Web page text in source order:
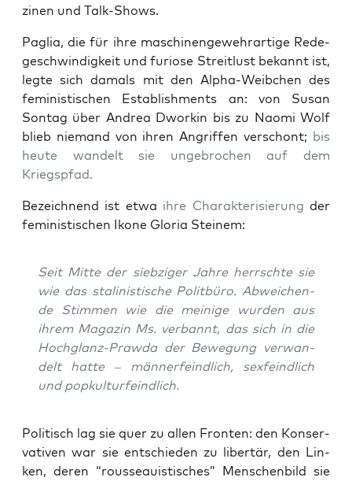
zi­nen und Talk-Shows.
Paglia, die für ihre maschi­nen­ge­wehr­ar­ti­ge Rede­
ge­schwin­dig­keit und furio­se Streit­lust bekannt ist,
leg­te sich damals mit den Alpha-Weib­chen des
femi­nis­ti­schen Estab­lish­ments an: von Sus­an
Son­tag über Andrea Dwor­kin bis zu Nao­mi Wolf
blieb nie­mand von ihren Angrif­fen ver­schont; bis
heu­te wan­delt sie unge­bro­chen auf dem
Kriegspfad.
Bezeich­nend ist etwa ihre Cha­rak­te­ri­sie­rung der
femi­nis­ti­schen Iko­ne Glo­ria Steinem:
Seit Mit­te der sieb­zi­ger Jah­re herrsch­te sie
wie das sta­li­nis­ti­sche Polit­bü­ro. Abwei­chen­
de Stim­men wie die mei­ni­ge wur­den aus
ihrem Maga­zin Ms. ver­bannt, das sich in die
Hoch­glanz-Praw­da der Bewe­gung ver­wan­
delt hat­te – män­ner­feind­lich, sex­feind­lich
und popkulturfeindlich.
Poli­tisch lag sie quer zu allen Fron­ten: den Kon­ser­
va­ti­ven war sie ent­schie­den zu liber­tär, den Lin­
ken, deren “rous­se­au­is­ti­sches” Men­schen­bild sie